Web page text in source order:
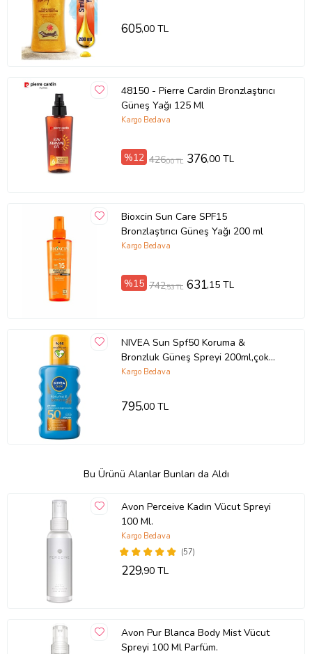
605,00 TL
48150 - Pierre Cardin Bronzlaştırıcı
Güneş Yağı 125 Ml
Kargo Bedava
%12 426,00 TL 376,00 TL
Bioxcin Sun Care SPF15
Bronzlaştırıcı Güneş Yağı 200 ml
Kargo Bedava
%15 742,53 TL 631,15 TL
NIVEA Sun Spf50 Koruma &
Bronzluk Güneş Spreyi 200ml,çok
Yüksek Güneş Koruması & Doğal
Kargo Bedava
795,00 TL
Bu Ürünü Alanlar Bunları da Aldı
Avon Perceive Kadın Vücut Spreyi
100 Ml.
(57)
Kargo Bedava
229,90 TL
Avon Pur Blanca Body Mist Vücut
Spreyi 100 Ml Parfüm.